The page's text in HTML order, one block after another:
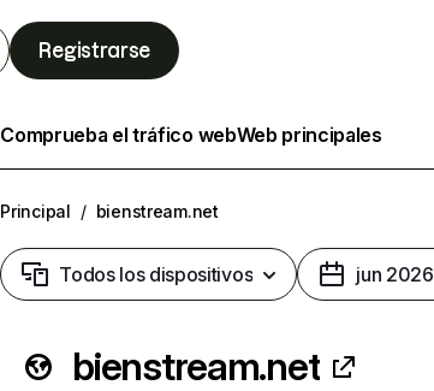
Registrarse
Comprueba el tráfico webWeb principales
Principal / bienstream.net
Todos los dispositivos jun 2026
bienstream.net